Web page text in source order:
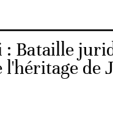
: Bataille
l'héritage de